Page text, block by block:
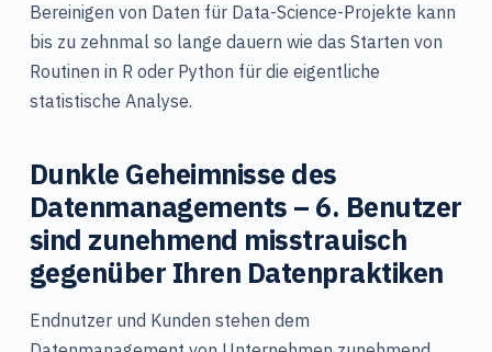
Bereinigen von Daten für Data-Science-Projekte kann
bis zu zehnmal so lange dauern wie das Starten von
Routinen in R oder Python für die eigentliche
statistische Analyse.
Dunkle Geheimnisse des
Datenmanagements – 6. Benutzer
sind zunehmend misstrauisch
gegenüber Ihren Datenpraktiken
Endnutzer und Kunden stehen dem